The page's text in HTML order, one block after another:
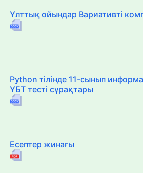
Ұлттық ойындар Вариативті
Python тілінде 11-сынып
ҰБТ тесті сұрақтары
Есептер жинағы